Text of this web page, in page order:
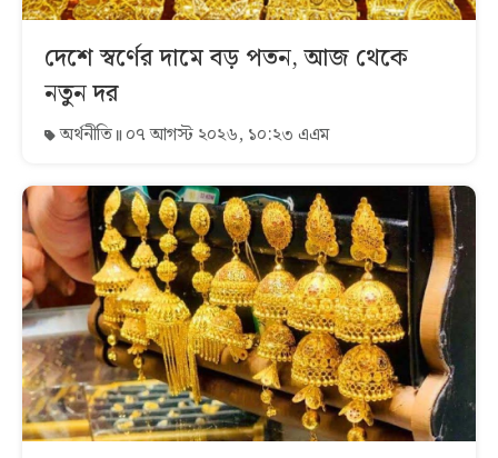
দেশে স্বর্ণের দামে বড় পতন, আজ থেকে
নতুন দর
অর্থনীতি ০৭ আগস্ট ২০২৬, ১০:২৩ এএম